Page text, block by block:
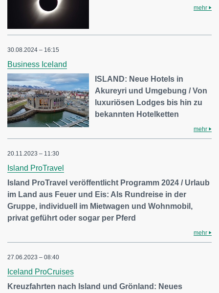
mehr
30.08.2024 – 16:15
Business Iceland
ISLAND: Neue Hotels in
Akureyri und Umgebung / Von
luxuriösen Lodges bis hin zu
bekannten Hotelketten
mehr
20.11.2023 – 11:30
Island ProTravel
Island ProTravel veröffentlicht Programm 2024 / Urlaub
im Land aus Feuer und Eis: Als Rundreise in der
Gruppe, individuell im Mietwagen und Wohnmobil,
privat geführt oder sogar per Pferd
mehr
27.06.2023 – 08:40
Iceland ProCruises
Kreuzfahrten nach Island und Grönland: Neues